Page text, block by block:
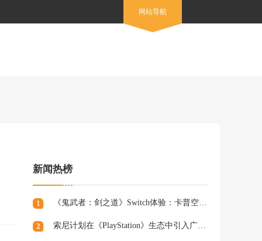
网站导航
新闻热榜
1 《鬼武者：剑之道》Switch体验：卡普空的又一力作
2 索尼计划在《PlayStation》生态中引入广告，组建专业营销团队